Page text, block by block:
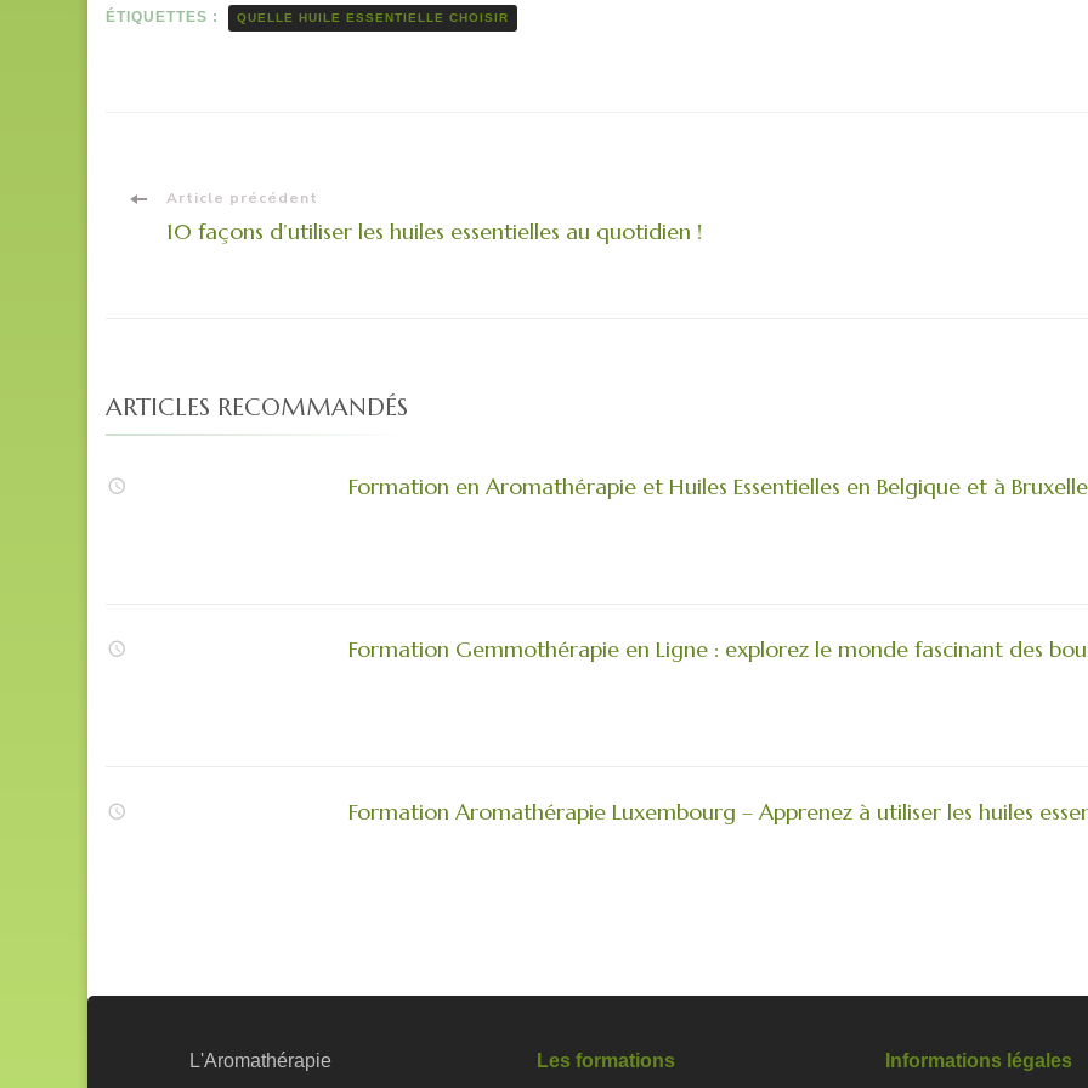
ÉTIQUETTES : QUELLE HUILE ESSENTIELLE CHOISIR
Navigation
Article précédent
10 façons d’utiliser les huiles essentielles au quotidien !
ARTICLES RECOMMANDÉS
Formation en Aromathérapie et Huiles Essentielles en Belgique et à
Formation Gemmothérapie en Ligne : explorez le monde fascinant des
Formation Aromathérapie Luxembourg – Apprenez à utiliser les huiles
L'Aromathérapie Les formations Informations légales